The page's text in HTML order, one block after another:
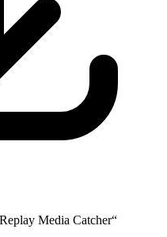
Media Catcher“